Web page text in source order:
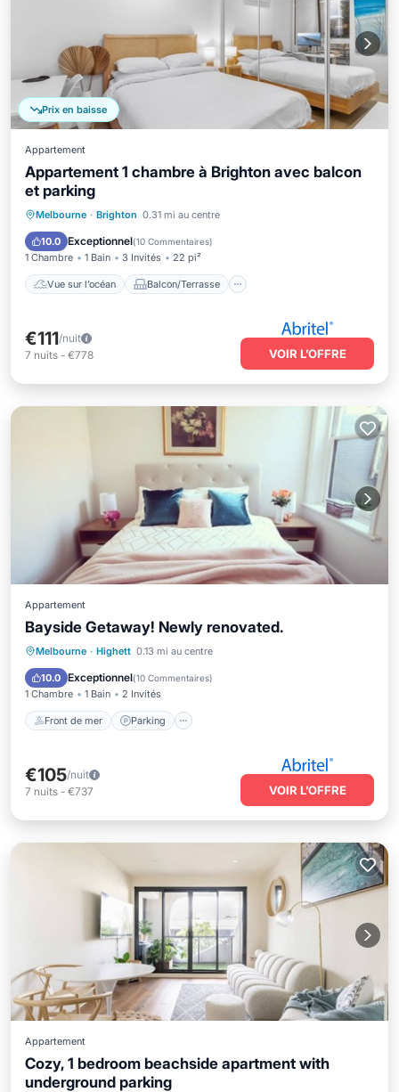
Prix en baisse
Appartement
Appartement 1 chambre à Brighton avec balcon
et parking
Melbourne · Brighton 0.31 mi au centre
10.0 Exceptionnel(10 Commentaires)
1 Chambre 1 Bain 3 Invités 22 pi²
Vue sur l’océan Balcon/Terrasse
Vue sur l’océan
Balcon/Terrasse
Vue
Cuisine
€111/nuit
7 nuits - €778 VOIR L’OFFRE
Appartement
Bayside Getaway! Newly renovated.
Melbourne · Highett 0.13 mi au centre
10.0 Exceptionnel(10 Commentaires)
1 Chambre 1 Bain 2 Invités
Front de mer Parking
Front de mer
Parking
Vue sur l’océan
Balcon/Terrasse
€105/nuit
7 nuits - €737 VOIR L’OFFRE
Appartement
Cozy, 1 bedroom beachside apartment with
underground parking